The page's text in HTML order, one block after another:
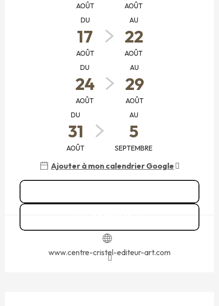
AOÛT
AOÛT
DU
17
AOÛT
AU
22
AOÛT
DU
24
AOÛT
AU
29
AOÛT
DU
31
AOÛT
AU
5
SEPTEMBRE
Ajouter à mon calendrier Google
www.centre-cristel-editeur-art.com